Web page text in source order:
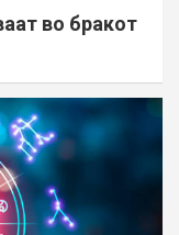
во бракот